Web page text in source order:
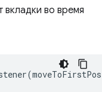
вкладки во время
(